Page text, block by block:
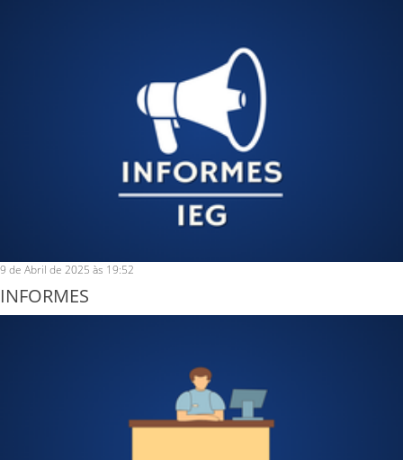
9 de Abril de 2025 às 19:52
INFORMES